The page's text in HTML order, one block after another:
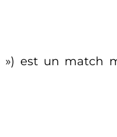
») est un match